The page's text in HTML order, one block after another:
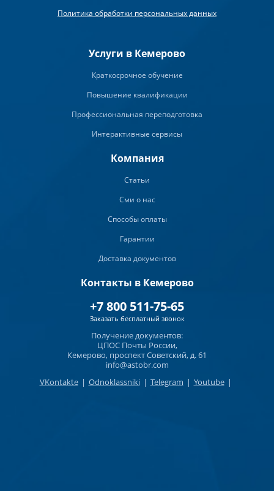
Политика обработки персональных данных
Услуги в Кемерово
Краткосрочное обучение
Повышение квалификации
Профессиональная переподготовка
Интерактивные сервисы
Компания
Статьи
Сми о нас
Способы оплаты
Гарантии
Доставка документов
Контакты в Кемерово
+7 800 511-75-65
Заказать бесплатный звонок
Получение документов:
ЦПОС Почты России,
Кемерово, проспект Советский, д. 61
info@astobr.com
VKontakte | Odnoklassniki | Telegram | Youtube |